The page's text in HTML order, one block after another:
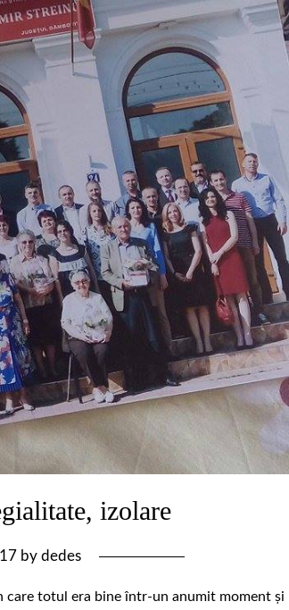
izolare
bydedes
care totul era bine într-un anumit moment și